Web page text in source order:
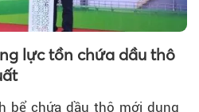
lực tồn chứa dầu thô
bể chứa dầu thô mới dung